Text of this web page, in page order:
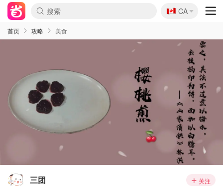
🇨🇦
CA
首页 攻略 美食
三团 关注